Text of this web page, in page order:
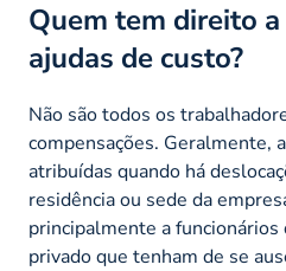
Quem tem direito
ajudas de custo?
Não são todos os
compensações. Geralmente,
atribuídas quando há
residência ou sede da
principalmente a
privado que tenham de se